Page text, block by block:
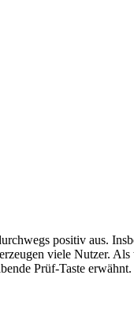
positiv aus.
viele Nutzer.
Prüf-Taste erwähnt.